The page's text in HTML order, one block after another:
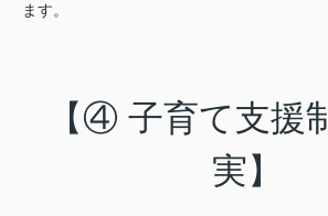
ます。
【④ 子育て支援
実】